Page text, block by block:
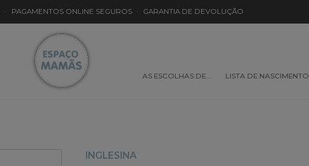
· PAGAMENTOS ONLINE SEGUROS · GARANTIA DE DEVOLUÇÃO
AS ESCOLHAS DE… LISTA DE NASCIMENTO
INGLESINA